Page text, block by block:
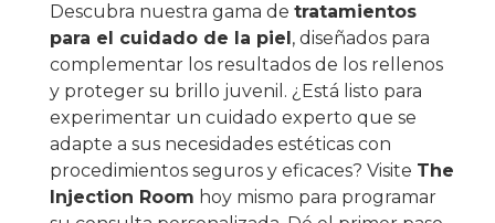
Descubra nuestra gama de tratamientos
para el cuidado de la piel , diseñados para
complementar los resultados de los rellenos
y proteger su brillo juvenil. ¿Está listo para
experimentar un cuidado experto que se
adapte a sus necesidades estéticas con
procedimientos seguros y eficaces? Visite The
Injection Room hoy mismo para programar